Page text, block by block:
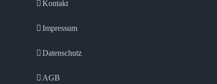
Kontakt
Impressum
Datenschutz
AGB